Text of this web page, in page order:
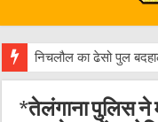
*तेलंगाना पुलिस ने